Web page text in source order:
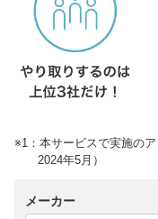
※1：本サービスで実施の
2024年5月）
メーカー